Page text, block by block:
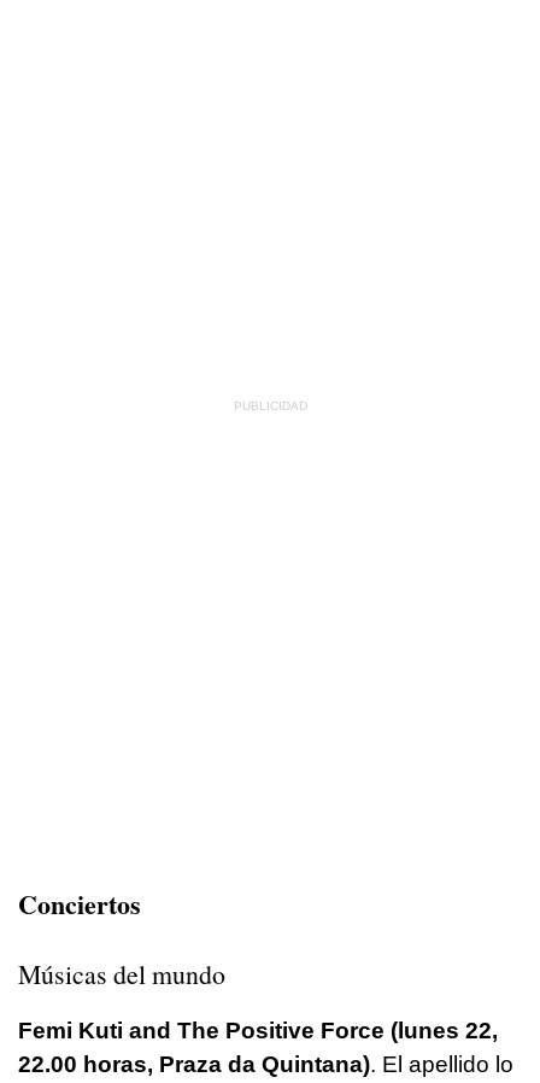
Conciertos
Músicas del mundo
Femi Kuti and The Positive Force (lunes 22,
22.00 horas, Praza da Quintana). El apellido lo